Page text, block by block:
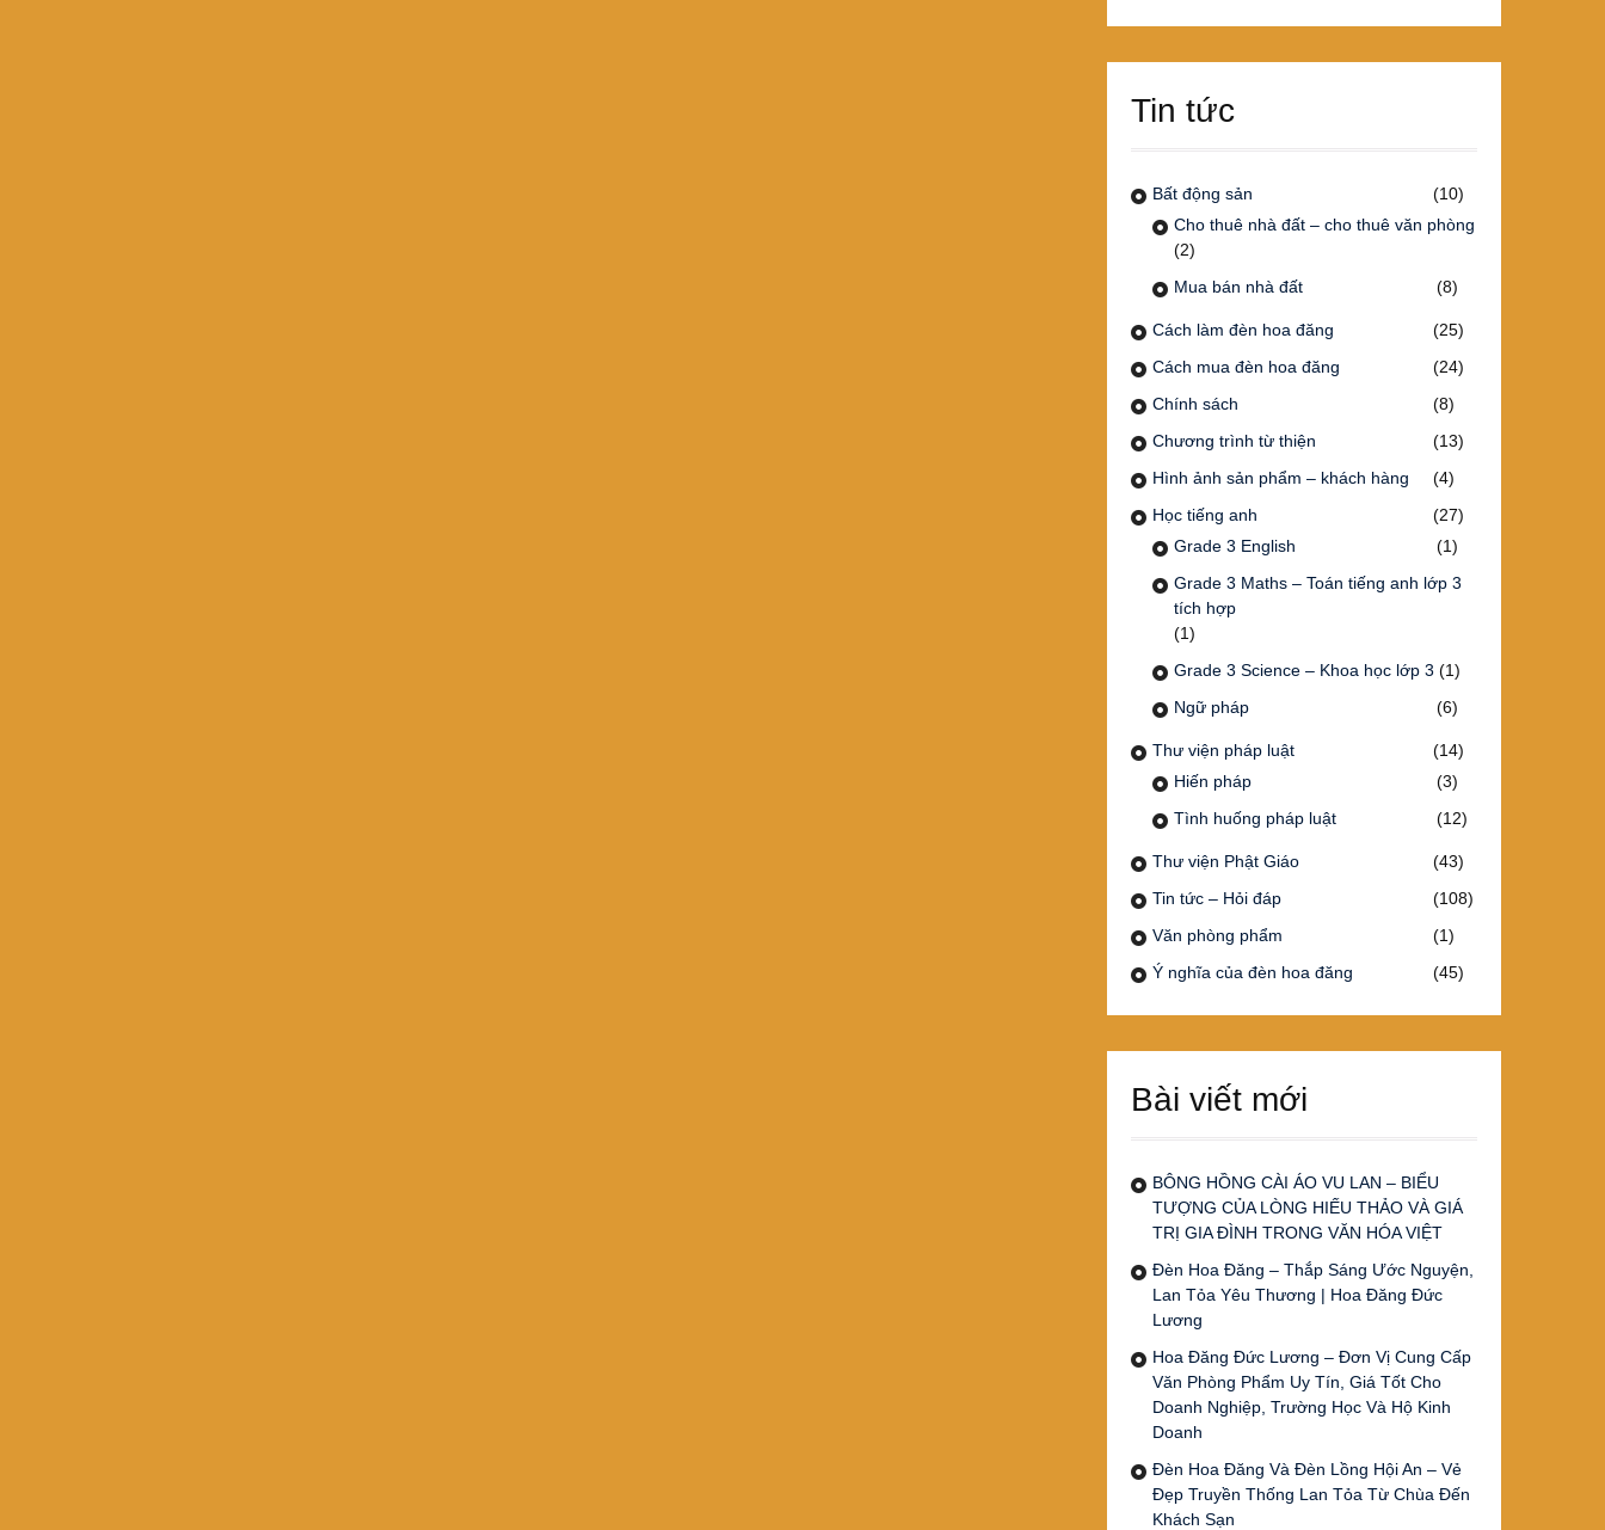
Tin tức
Bất động sản
(10)
Cho thuê nhà đất – cho thuê văn phòng
(2)
Mua bán nhà đất
(8)
Cách làm đèn hoa đăng
(25)
Cách mua đèn hoa đăng
(24)
Chính sách
(8)
Chương trình từ thiện
(13)
Hình ảnh sản phẩm – khách hàng
(4)
Học tiếng anh
(27)
Grade 3 English
(1)
Grade 3 Maths – Toán tiếng anh lớp 3
tích hợp
(1)
Grade 3 Science – Khoa học lớp 3 (1)
Ngữ pháp
(6)
Thư viện pháp luật
(14)
Hiến pháp
(3)
Tình huống pháp luật
(12)
Thư viện Phật Giáo
(43)
Tin tức – Hỏi đáp
(108)
Văn phòng phẩm
(1)
Ý nghĩa của đèn hoa đăng
(45)
Bài viết mới
BÔNG HỒNG CÀI ÁO VU LAN – BIỂU
TƯỢNG CỦA LÒNG HIẾU THẢO VÀ GIÁ
TRỊ GIA ĐÌNH TRONG VĂN HÓA VIỆT
Đèn Hoa Đăng – Thắp Sáng Ước Nguyện,
Lan Tỏa Yêu Thương | Hoa Đăng Đức
Lương
Hoa Đăng Đức Lương – Đơn Vị Cung Cấp
Văn Phòng Phẩm Uy Tín, Giá Tốt Cho
Doanh Nghiệp, Trường Học Và Hộ Kinh
Doanh
Đèn Hoa Đăng Và Đèn Lồng Hội An – Vẻ
Đẹp Truyền Thống Lan Tỏa Từ Chùa Đến
Khách Sạn